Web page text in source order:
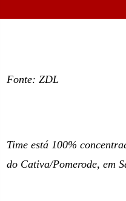
Fonte: ZDL
Time está 100%
do Cativa/Pomerode,em